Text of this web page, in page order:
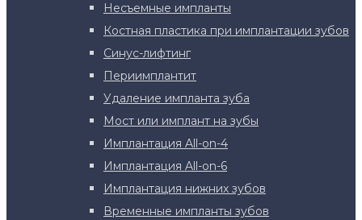
Несъемные импланты
Костная пластика при имплантации зубов
Синус-лифтинг
Периимплантит
Удаление импланта зуба
Мост или имплант на зубы
Имплантация All-on-4
Имплантация All-on-6
Имплантация нижних зубов
Временные импланты зубов